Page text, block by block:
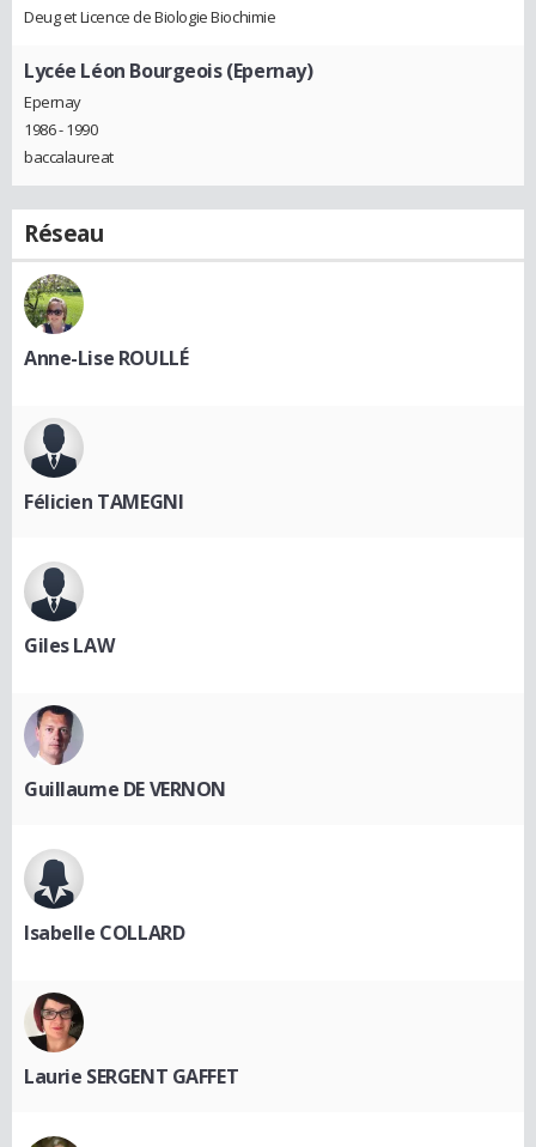
Deug et Licence de Biologie Biochimie
Lycée Léon Bourgeois (Epernay)
Epernay
1986 - 1990
baccalaureat
Réseau
Anne-Lise ROULLÉ
Félicien TAMEGNI
Giles LAW
Guillaume DE VERNON
Isabelle COLLARD
Laurie SERGENT GAFFET